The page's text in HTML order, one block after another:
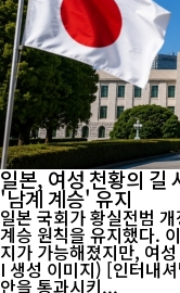
일본, 여성 천황의
'남계 계승' 유지
일본 국회가 황실전범
계승 원칙을 유지했다.
지가 가능해졌지만, 여
I 생성 이미지) [인터내셔널포커스] 일본 국회가 17일 황실전범 개정
안을 통과시키...